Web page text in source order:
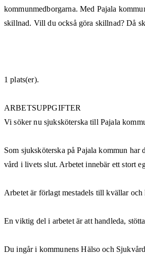
kommunmedborgarna. Med Pajala
skillnad. Vill du också göra skillnad? Då
1 plats(er).
ARBETSUPPGIFTER
Vi söker nu sjuksköterska till Pajala
Som sjuksköterska på Pajala kommun
vård i livets slut. Arbetet innebär ett stort
Arbetet är förlagt mestadels till kvällar
En viktig del i arbetet är att handleda,
Du ingår i kommunens Hälso och